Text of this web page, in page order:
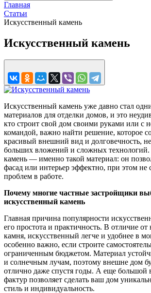
Главная
Статьи
Искусственный камень
Искусственный камень
Искусственный камень уже давно стал
материалов для отделки домов, и это
кто строит свой дом своими руками или с
командой, важно найти решение, которое
красивый внешний вид и долговечность,
больших вложений и сложных
камень — именно такой материал: он
фасад или интерьер эффектно, при этом не
проблем в работе.
Почему многие частные застройщики
искусственный камень
Главная причина популярности
его простота и практичность. В отличие от
камня, искусственный легче и удобнее в
особенно важно, если строите
ограниченным бюджетом. Материал
и солнечным лучам, поэтому внешне дом
отлично даже спустя годы. А еще большой
фактур позволяет сделать ваш дом
стиль и индивидуальность.